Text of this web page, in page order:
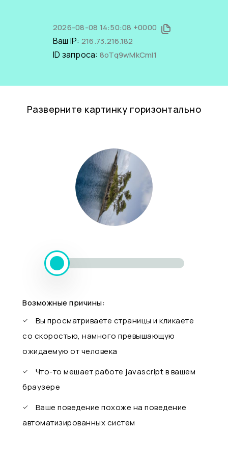
2026-08-08 14:50:08 +0000
Ваш IP: 216.73.216.182
ID запроса: 8oTq9wMkCmI1
Разверните картинку горизонтально
Возможные причины:
Вы просматриваете страницы и кликаете
со скоростью, намного превышающую
ожидаемую от человека
Что-то мешает работе javascript в вашем
браузере
Ваше поведение похоже на поведение
автоматизированных систем